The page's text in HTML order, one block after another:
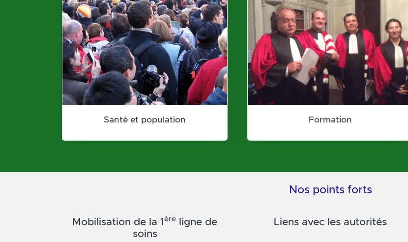
Santé et population Formation
Nos points forts
Mobilisation de la 1ère
ligne de
soins
Liens avec les autorités